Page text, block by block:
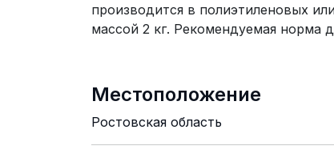
производится в полиэтиленовых
массой 2 кг. Рекомендуемая норма
Местоположение
Ростовская область